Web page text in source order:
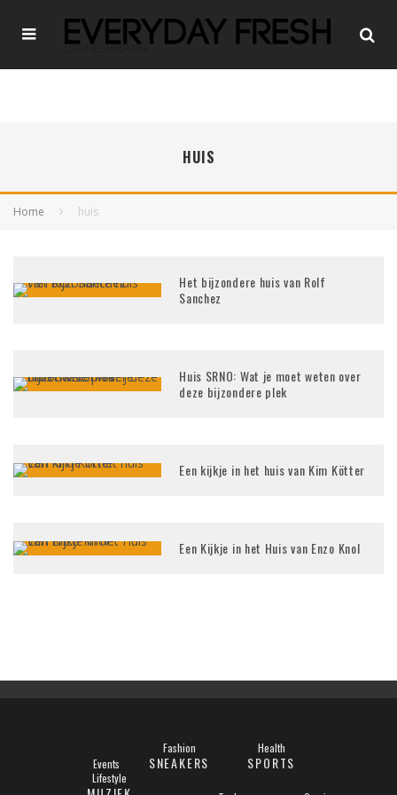
HUIS
Home huis
Het bijzondere huis van Rolf
Sanchez
Huis SRNO: Wat je moet weten over
deze bijzondere plek
Een kijkje in het huis van Kim Kötter
Een Kijkje in het Huis van Enzo Knol
Events
Fashion
SNEAKERS
Health
SPORTS
Lifestyle